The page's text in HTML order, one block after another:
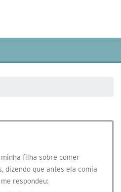
filha sobre comer
dizendo que antes ela comia
respondeu: